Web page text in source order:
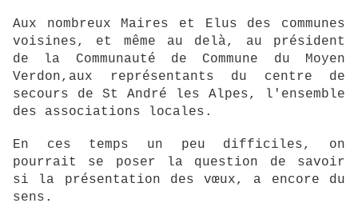
Aux nombreux Maires et Elus des communes
voisines, et même au delà, au président
de la Communauté de Commune du Moyen
Verdon,aux représentants du centre de
secours de St André les Alpes, l'ensemble
des associations locales.
En ces temps un peu difficiles, on
pourrait se poser la question de savoir
si la présentation des vœux, a encore du
sens.